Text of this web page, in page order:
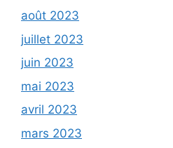
août 2023
juillet 2023
juin 2023
mai 2023
avril 2023
mars 2023